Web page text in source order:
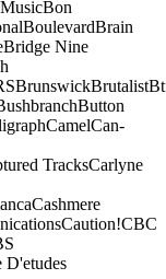
Bon
BoulevardBrain
Bridge Nine
BrunswickBrutalist
Button
CamelCan-
TracksCarlyne
Cashmere
Caution!CBC
D'etudes